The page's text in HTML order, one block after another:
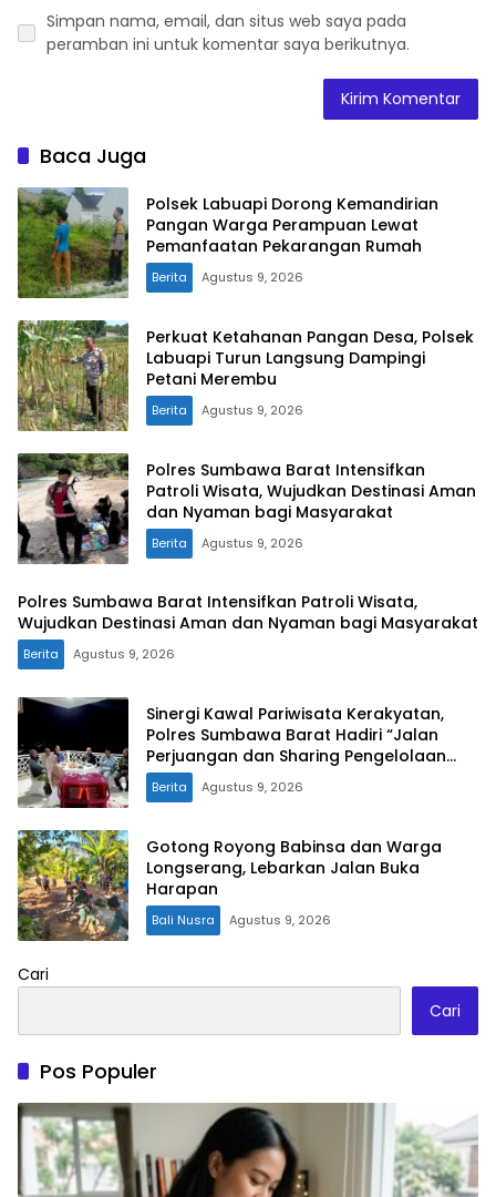
Simpan nama, email, dan situs web saya pada
peramban ini untuk komentar saya berikutnya.
Baca Juga
Polsek Labuapi Dorong Kemandirian
Pangan Warga Perampuan Lewat
Pemanfaatan Pekarangan Rumah
Berita Agustus 9, 2026
Perkuat Ketahanan Pangan Desa, Polsek
Labuapi Turun Langsung Dampingi
Petani Merembu
Berita Agustus 9, 2026
Polres Sumbawa Barat Intensifkan
Patroli Wisata, Wujudkan Destinasi Aman
dan Nyaman bagi Masyarakat
Berita Agustus 9, 2026
Polres Sumbawa Barat Intensifkan Patroli Wisata,
Wujudkan Destinasi Aman dan Nyaman bagi Masyarakat
Berita Agustus 9, 2026
Sinergi Kawal Pariwisata Kerakyatan,
Polres Sumbawa Barat Hadiri “Jalan
Perjuangan dan Sharing Pengelolaan
Pariwisata Bendungan Tiu Suntuk”
Berita Agustus 9, 2026
Gotong Royong Babinsa dan Warga
Longserang, Lebarkan Jalan Buka
Harapan
Bali Nusra Agustus 9, 2026
Cari
Cari
Pos Populer